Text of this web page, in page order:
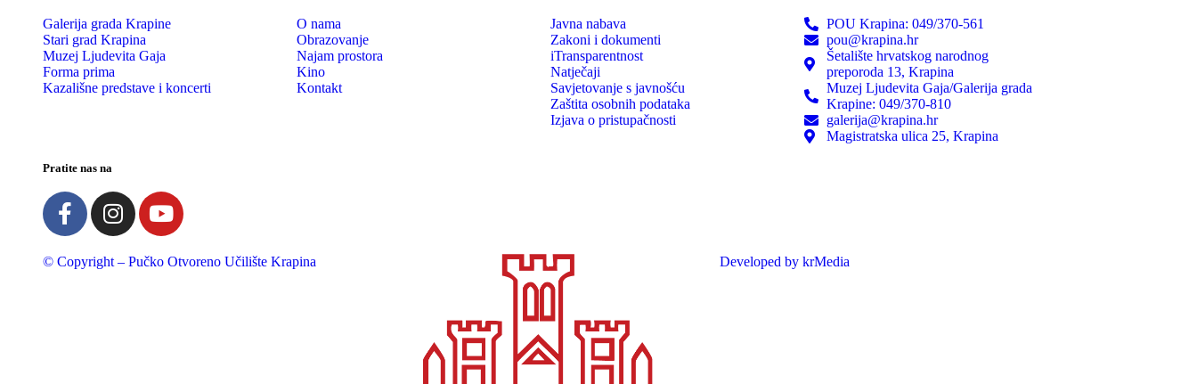
Galerija grada Krapine
Stari grad Krapina
Muzej Ljudevita Gaja
Forma prima
Kazališne predstave i koncerti
O nama
Obrazovanje
Najam prostora
Kino
Kontakt
Javna nabava
Zakoni i dokumenti
iTransparentnost
Natječaji
Savjetovanje s javnošću
Zaštita osobnih podataka
Izjava o pristupačnosti
POU Krapina: 049/370-561
pou@krapina.hr
Šetalište hrvatskog narodnog
preporoda 13, Krapina
Muzej Ljudevita Gaja/Galerija grada
Krapine: 049/370-810
galerija@krapina.hr
Magistratska ulica 25, Krapina
Pratite nas na
© Copyright – Pučko Otvoreno Učilište Krapina Developed by krMedia